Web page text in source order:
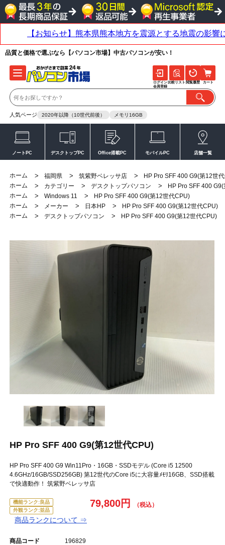
品質と価格で選ぶなら【パソコン市場】中古パソコンが安い！
人気ページ 2020年以降（10世代前後） メモリ16GB
ログイン
会員登録
比較リスト 閲覧履歴 カート
ノートPC デスクトップPC Office搭載PC モバイルPC 店舗一覧
ホーム > 福岡県 > 筑紫野ベレッサ店 >
HP Pro SFF 400 G9(第12世
ホーム
> カテゴリー > デスクトップパソコン >
HP Pro SFF 400
ホーム
> Windows 11 >
HP Pro SFF 400 G9(第12世代CPU)
ホーム
> メーカー > 日本HP >
HP Pro SFF 400 G9(第12世代CPU)
ホーム
> デスクトップパソコン > HP Pro SFF 400 G9(第12世代CPU)
HP Pro SFF 400 G9(第12世代CPU)
HP Pro SFF 400 G9 Win11Pro・16GB・SSDモデル (Core i5 12500
4.6GHz/16GB/SSD256GB) 第12世代のCore i5に大容量ﾒﾓﾘ16GB、SSD搭載
で快適動作！ 筑紫野ベレッサ店
機能ランク:良品
外観ランク:並品
商品ランクについて ⇒
79,800円
商品コード 196829